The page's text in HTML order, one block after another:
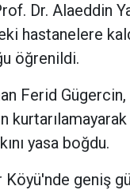
Dr. Alaeddin
hastanelere
öğrenildi.
Ferid
yasa boğdu.
Köyü'nde geniş